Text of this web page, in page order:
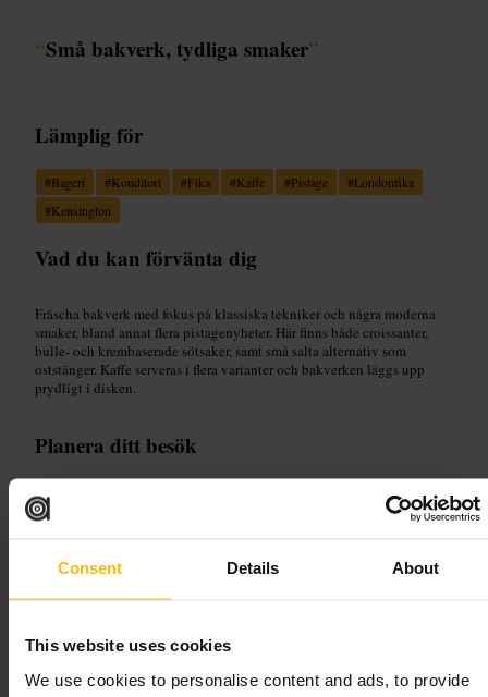
Consent Details About
This website uses cookies
We use cookies to personalise content and ads, to provide
“Små bakverk, tydliga smaker”
Lämplig för
#Bageri #Konditori #Fika #Kaffe #Pistage #Londonfika
#Kensington
Vad du kan förvänta dig
Fräscha bakverk med fokus på klassiska tekniker och några moderna
smaker, bland annat flera pistagenyheter. Här finns både croissanter,
bulle- och krembaserade sötsaker, samt små salta alternativ som
oststänger. Kaffe serveras i flera varianter och bakverken läggs upp
prydligt i disken.
Planera ditt besök
Kom tidigt om du vill ha extra nygräddade bakverk. Det finns gott om
sittplatser inomhus, så det är ofta lätt att hitta en plats. Ta gärna med
Aux Merveilleux de Fred